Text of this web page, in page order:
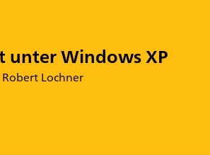
unter Windows XP
Robert Lochner